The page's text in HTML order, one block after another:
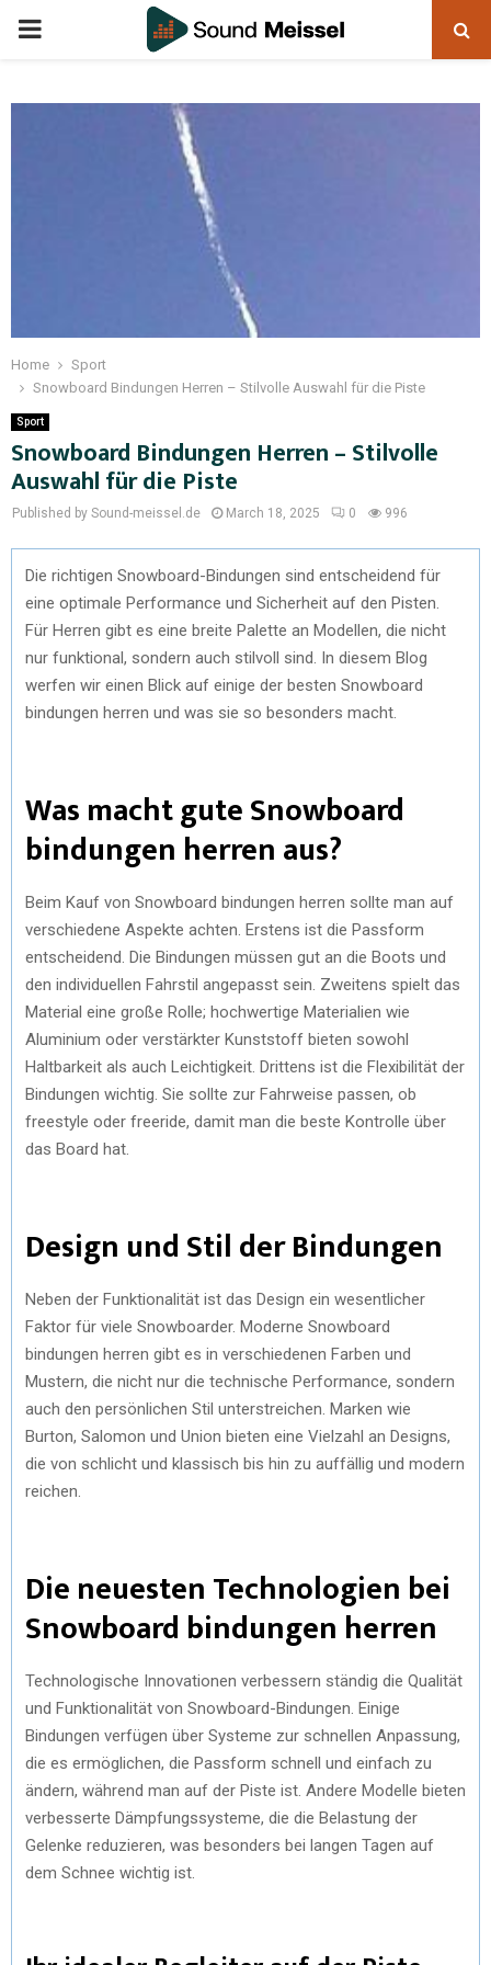
Home
Sport
Snowboard Bindungen Herren – Stilvolle Auswahl für die Piste
Sport
Snowboard Bindungen Herren – Stilvolle
Auswahl für die Piste
Published by Sound-meissel.de March 18, 2025 0 996
Die richtigen Snowboard-Bindungen sind entscheidend für
eine optimale Performance und Sicherheit auf den Pisten.
Für Herren gibt es eine breite Palette an Modellen, die nicht
nur funktional, sondern auch stilvoll sind. In diesem Blog
werfen wir einen Blick auf einige der besten Snowboard
bindungen herren und was sie so besonders macht.
Was macht gute Snowboard
bindungen herren aus?
Beim Kauf von Snowboard bindungen herren sollte man auf
verschiedene Aspekte achten. Erstens ist die Passform
entscheidend. Die Bindungen müssen gut an die Boots und
den individuellen Fahrstil angepasst sein. Zweitens spielt das
Material eine große Rolle; hochwertige Materialien wie
Aluminium oder verstärkter Kunststoff bieten sowohl
Haltbarkeit als auch Leichtigkeit. Drittens ist die Flexibilität der
Bindungen wichtig. Sie sollte zur Fahrweise passen, ob
freestyle oder freeride, damit man die beste Kontrolle über
das Board hat.
Design und Stil der Bindungen
Neben der Funktionalität ist das Design ein wesentlicher
Faktor für viele Snowboarder. Moderne Snowboard
bindungen herren gibt es in verschiedenen Farben und
Mustern, die nicht nur die technische Performance, sondern
auch den persönlichen Stil unterstreichen. Marken wie
Burton, Salomon und Union bieten eine Vielzahl an Designs,
die von schlicht und klassisch bis hin zu auffällig und modern
reichen.
Die neuesten Technologien bei
Snowboard bindungen herren
Technologische Innovationen verbessern ständig die Qualität
und Funktionalität von Snowboard-Bindungen. Einige
Bindungen verfügen über Systeme zur schnellen Anpassung,
die es ermöglichen, die Passform schnell und einfach zu
ändern, während man auf der Piste ist. Andere Modelle bieten
verbesserte Dämpfungssysteme, die die Belastung der
Gelenke reduzieren, was besonders bei langen Tagen auf
dem Schnee wichtig ist.